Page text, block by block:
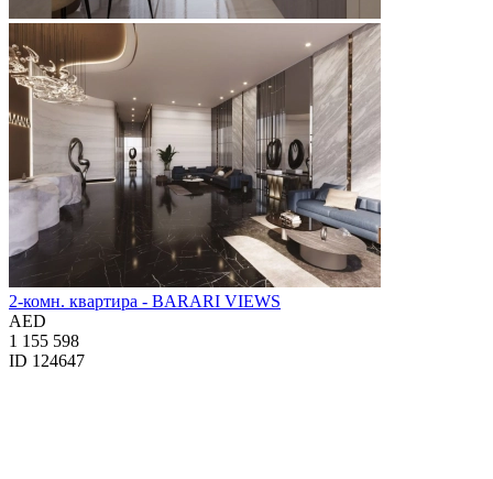
2-комн. квартира - BARARI VIEWS
AED
1 155 598
ID 124647